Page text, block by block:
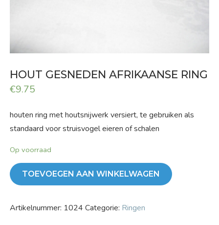
HOUT GESNEDEN AFRIKAANSE RING
€9.75
houten ring met houtsnijwerk versiert, te gebruiken als
standaard voor struisvogel eieren of schalen
Op voorraad
TOEVOEGEN AAN WINKELWAGEN
Artikelnummer: 1024 Categorie: Ringen